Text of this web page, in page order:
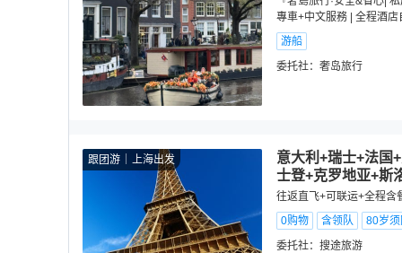
專車+中文服務 | 全程酒店
游船
委托社： 奢岛旅行
跟团游 上海出发
意大利+瑞士+法国
士登+克罗地亚+斯
往返直飞+可联运+全程含
0购物
含领队
80岁
委托社： 搜途旅游